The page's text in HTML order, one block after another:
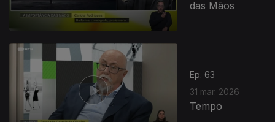
das Mãos
Ep. 63
31 mar. 2026
Tempo